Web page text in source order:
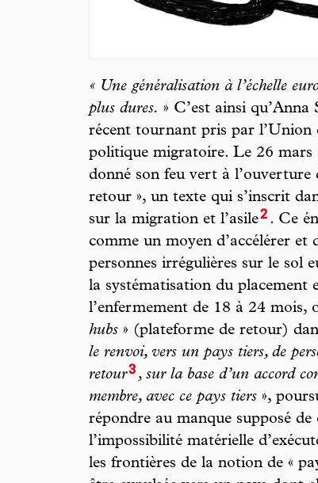
« Une généralisation à l’échelle
plus dures. » C’est ainsi
récent tournant pris par l’Union
politique migratoire. Le 26 mars
donné son feu vert à l’ouverture
retour », un texte qui s’inscrit
sur la migration et l’asile2 . Ce
comme un moyen d’accélérer et
personnes irrégulières sur le sol
la systématisation du placement
l’enfermement de 18 à 24 mois,
hubs » (plateforme de retour)
le renvoi, vers un pays tiers, de
retour3 , sur la base d’un accord
membre, avec ce pays tiers »,
répondre au manque supposé
l’impossibilité matérielle
les frontières de la notion de «